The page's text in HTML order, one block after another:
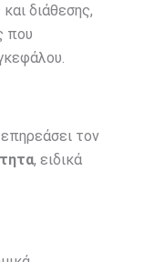
διάθεσης,
που
τον
, ειδικά